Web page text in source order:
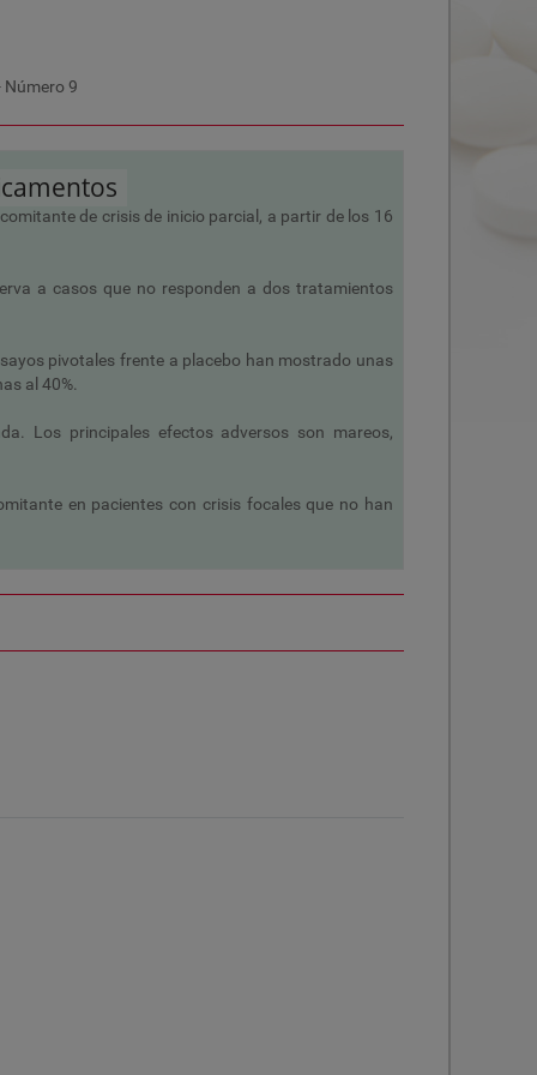
Número 9
de crisis de inicio parcial, a partir de los 16
a casos que no responden a dos tratamientos
pivotales frente a placebo han mostrado unas
al 40%.
Los principales efectos adversos son mareos,
en pacientes con crisis focales que no han